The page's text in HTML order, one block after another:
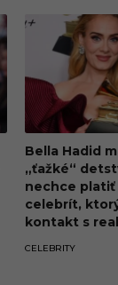
Bella Hadid
„ťažké“
nechce platiť
celebrít,
kontakt s
CELEBRITY